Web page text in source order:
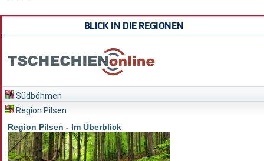
BLICK IN DIE REGIONEN
Südböhmen
Region Pilsen
Region Pilsen - Im Überblick